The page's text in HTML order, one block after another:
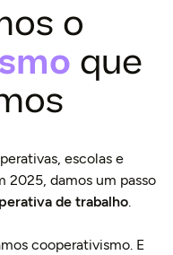
o
que
escolas e
2025, damos um passo
de trabalho.
cooperativismo. E